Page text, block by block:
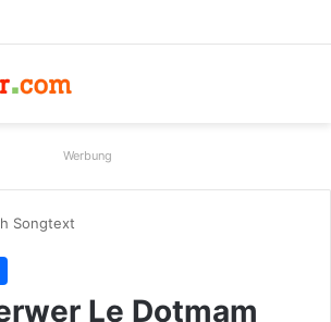
Werbung
Songtext
Le Dotmam